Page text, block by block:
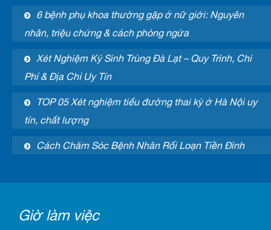
6 bệnh phụ khoa thường gặp ở nữ giới: Nguyên
nhân, triệu chứng & cách phòng ngừa
Xét Nghiệm Ký Sinh Trùng Đà Lạt – Quy Trình, Chi
Phí & Địa Chỉ Uy Tín
TOP 05 Xét nghiệm tiểu đường thai kỳ ở Hà Nội uy
tín, chất lượng
Cách Chăm Sóc Bệnh Nhân Rối Loạn Tiền Đình
Giờ làm việc